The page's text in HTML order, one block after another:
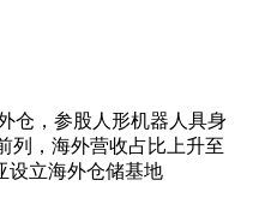
仓，参股人形机器人具身
列，海外营收占比上升至
设立海外仓储基地